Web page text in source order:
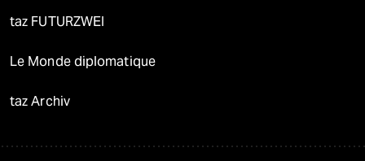
taz FUTURZWEI
Le Monde diplomatique
taz Archiv